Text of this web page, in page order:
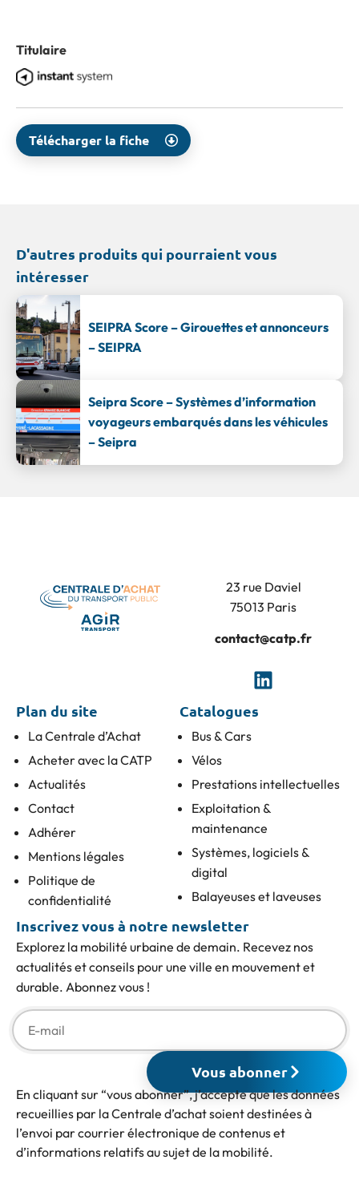
Titulaire
Télécharger la fiche
D'autres produits qui pourraient vous
intéresser
SEIPRA Score – Girouettes et annonceurs
– SEIPRA
Seipra Score – Systèmes d’information
voyageurs embarqués dans les véhicules
– Seipra
23 rue Daviel
75013 Paris
contact@catp.fr
Plan du site
La Centrale d’Achat
Acheter avec la CATP
Actualités
Contact
Adhérer
Mentions légales
Politique de
confidentialité
Catalogues
Bus & Cars
Vélos
Prestations intellectuelles
Exploitation &
maintenance
Systèmes, logiciels &
digital
Balayeuses et laveuses
Inscrivez vous à notre newsletter
Explorez la mobilité urbaine de demain. Recevez nos
actualités et conseils pour une ville en mouvement et
durable. Abonnez vous !
Vous abonner
En cliquant sur “vous abonner”, j’accepte que les données
recueillies par la Centrale d’achat soient destinées à
l’envoi par courrier électronique de contenus et
d’informations relatifs au sujet de la mobilité.